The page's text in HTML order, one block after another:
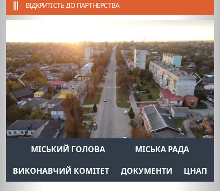
ВІДКРИТІСТЬ ДО ПАРТНЕРСТВА
Previous Next
МІСЬКИЙ ГОЛОВА
МІСЬКА РАДА
ВИКОНАВЧИЙ КОМІТЕТ
ДОКУМЕНТИ ЦНАП